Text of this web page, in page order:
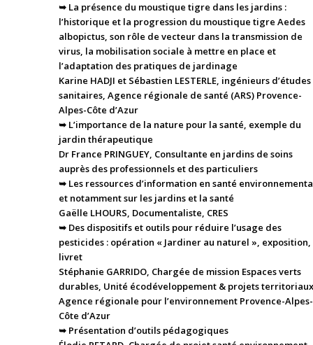
➥ La présence du moustique tigre dans les jardins :
l’historique et la progression du moustique tigre Aedes
albopictus, son rôle de vecteur dans la transmission de
virus, la mobilisation sociale à mettre en place et
l’adaptation des pratiques de jardinage
Karine HADJI et Sébastien LESTERLE, ingénieurs d’études
sanitaires, Agence régionale de santé (ARS) Provence-
Alpes-Côte d’Azur
➥ L’importance de la nature pour la santé, exemple du
jardin thérapeutique
Dr France PRINGUEY, Consultante en jardins de soins
auprès des professionnels et des particuliers
➥ Les ressources d’information en santé
et notamment sur les jardins et la santé
Gaëlle LHOURS, Documentaliste, CRES
➥ Des dispositifs et outils pour réduire l’usage des
pesticides : opération « Jardiner au naturel », exposition,
livret
Stéphanie GARRIDO, Chargée de mission Espaces verts
durables, Unité écodéveloppement & projets
Agence régionale pour l’environnement Provence-Alpes-
Côte d’Azur
➥ Présentation d’outils pédagogiques